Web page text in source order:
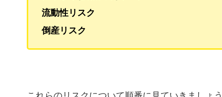
流動性リスク
倒産リスク